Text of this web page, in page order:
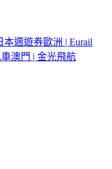
本週遊券歐洲 | Eurail
澳門 | 金光飛航